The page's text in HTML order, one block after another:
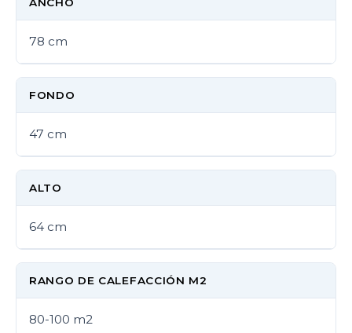
78 cm
FONDO
47 cm
ALTO
64 cm
RANGO DE CALEFACCIÓN M2
80-100 m2